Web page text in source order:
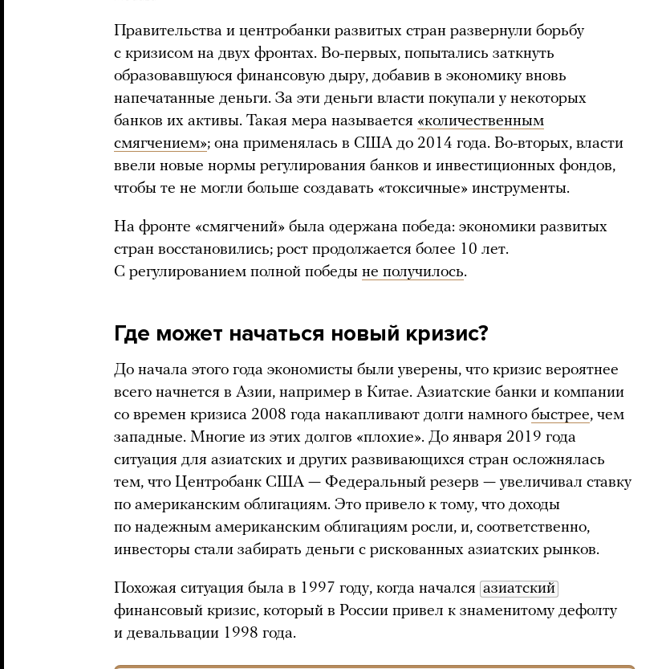
Правительства и центробанки развитых стран развернули борьбу
с кризисом на двух фронтах. Во-первых, попытались заткнуть
образовавшуюся финансовую дыру, добавив в экономику вновь
напечатанные деньги. За эти деньги власти покупали у некоторых
банков их активы. Такая мера называется «количественным
смягчением»; она применялась в США до 2014 года. Во-вторых, власти
ввели новые нормы регулирования банков и инвестиционных фондов,
чтобы те не могли больше создавать «токсичные» инструменты.
На фронте «смягчений» была одержана победа: экономики развитых
стран восстановились; рост продолжается более 10 лет.
С регулированием полной победы не получилось.
Где может начаться новый кризис?
До начала этого года экономисты были уверены, что кризис вероятнее
всего начнется в Азии, например в Китае. Азиатские банки и компании
со времен кризиса 2008 года накапливают долги намного быстрее, чем
западные. Многие из этих долгов «плохие». До января 2019 года
ситуация для азиатских и других развивающихся стран осложнялась
тем, что Центробанк США — Федеральный резерв — увеличивал ставку
по американским облигациям. Это привело к тому, что доходы
по надежным американским облигациям росли, и, соответственно,
инвесторы стали забирать деньги с рискованных азиатских рынков.
Похожая ситуация была в 1997 году, когда начался азиатский
финансовый кризис, который в России привел к знаменитому дефолту
и девальвации 1998 года.